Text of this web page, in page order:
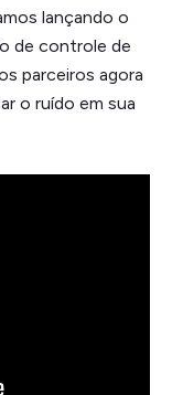
lançando o
de controle de
parceiros agora
o ruído em sua